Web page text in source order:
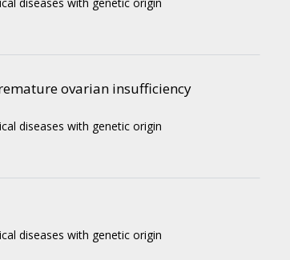
ovarian insufficiency
diseases with genetic origin
diseases with genetic origin